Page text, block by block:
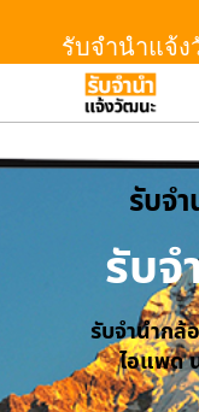
รับจํานําแจ้
รับจํ
รับจ
รับจำนำก
ไอแพด